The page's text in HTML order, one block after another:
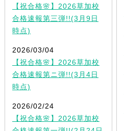
【祝合格🌸】2026草加校
合格速報第三弾!!(3月9日
時点)
2026/03/04
【祝合格🌸】2026草加校
合格速報第ニ弾!!(3月4日
時点)
2026/02/24
【祝合格🌸】2026草加校